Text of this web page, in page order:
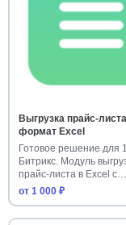
Выгрузка прайс-
формат Excel
Готовое решение для
Битрикс. Модуль
прайс-листа в Excel с
настройкам…
от 1 000 ₽